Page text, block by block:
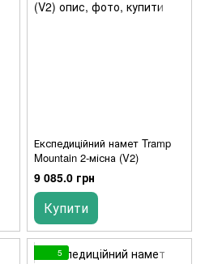
Експедиційний намет Tramp
Mountain 2-місна (V2)
9 085.0 грн
Купити
5